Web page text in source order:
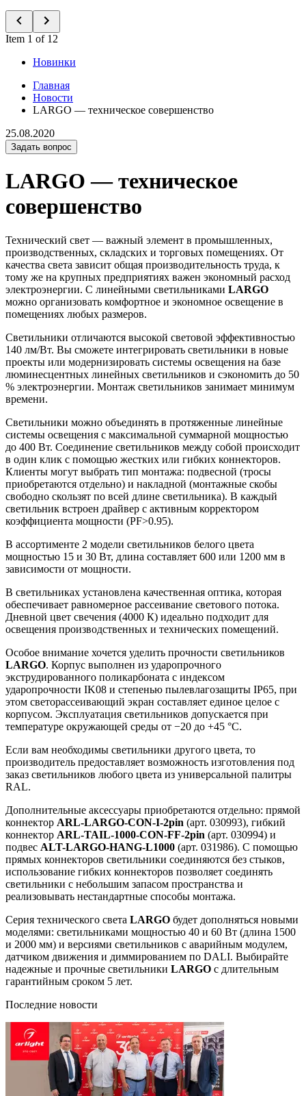
Item 1 of 12
Новинки
Главная
Новости
LARGO — техническое совершенство
25.08.2020
Задать вопрос
LARGO — техническое
совершенство
Технический свет — важный элемент в промышленных,
производственных, складских и торговых помещениях. От
качества света зависит общая производительность труда, к
тому же на крупных предприятиях важен экономный расход
электроэнергии. С линейными светильниками LARGO
можно организовать комфортное и экономное освещение в
помещениях любых размеров.
Светильники отличаются высокой световой эффективностью
140 лм/Вт. Вы сможете интегрировать светильники в новые
проекты или модернизировать системы освещения на базе
люминесцентных линейных светильников и сэкономить до 50
% электроэнергии. Монтаж светильников занимает минимум
времени.
Светильники можно объединять в протяженные линейные
системы освещения с максимальной суммарной мощностью
до 400 Вт. Соединение светильников между собой происходит
в один клик с помощью жестких или гибких коннекторов.
Клиенты могут выбрать тип монтажа: подвесной (тросы
приобретаются отдельно) и накладной (монтажные скобы
свободно скользят по всей длине светильника). В каждый
светильник встроен драйвер с активным корректором
коэффициента мощности (PF>0.95).
В ассортименте 2 модели светильников белого цвета
мощностью 15 и 30 Вт, длина составляет 600 или 1200 мм в
зависимости от мощности.
В светильниках установлена качественная оптика, которая
обеспечивает равномерное рассеивание светового потока.
Дневной цвет свечения (4000 К) идеально подходит для
освещения производственных и технических помещений.
Особое внимание хочется уделить прочности светильников
LARGO. Корпус выполнен из ударопрочного
экструдированного поликарбоната с индексом
ударопрочности IK08 и степенью пылевлагозащиты IP65, при
этом светорассеивающий экран составляет единое целое с
корпусом. Эксплуатация светильников допускается при
температуре окружающей среды от −20 до +45 °C.
Если вам необходимы светильники другого цвета, то
производитель предоставляет возможность изготовления под
заказ светильников любого цвета из универсальной палитры
RAL.
Дополнительные аксессуары приобретаются отдельно: прямой
коннектор ARL-LARGO-CON-I-2pin (арт. 030993), гибкий
коннектор ARL-TAIL-1000-CON-FF-2pin (арт. 030994) и
подвес ALT-LARGO-HANG-L1000 (арт. 031986). С помощью
прямых коннекторов светильники соединяются без стыков,
использование гибких коннекторов позволяет соединять
светильники с небольшим запасом пространства и
реализовывать нестандартные способы монтажа.
Серия технического света LARGO будет дополняться новыми
моделями: светильниками мощностью 40 и 60 Вт (длина 1500
и 2000 мм) и версиями светильников с аварийным модулем,
датчиком движения и диммированием по DALI. Выбирайте
надежные и прочные светильники LARGO с длительным
гарантийным сроком 5 лет.
Последние новости